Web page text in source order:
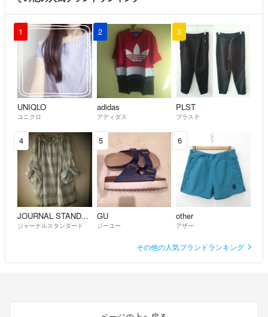
1
UNIQLO
ユニクロ
2
adidas
アディダス
3
PLST
プラステ
4
JOURNAL STANDARD
ジャーナルスタンダード
5
GU
ジーユー
6
other
アザー
その他の人気ブランドランキング